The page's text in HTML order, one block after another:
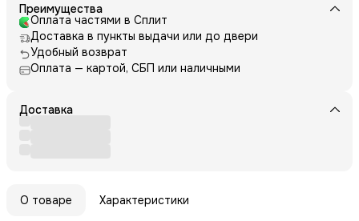
Преимущества
Оплата частями в Сплит
Доставка в пункты выдачи или до двери
Удобный возврат
Оплата — картой, СБП или наличными
Доставка
О товаре Характеристики